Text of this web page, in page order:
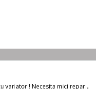
variator ! Necesita mici reparati .